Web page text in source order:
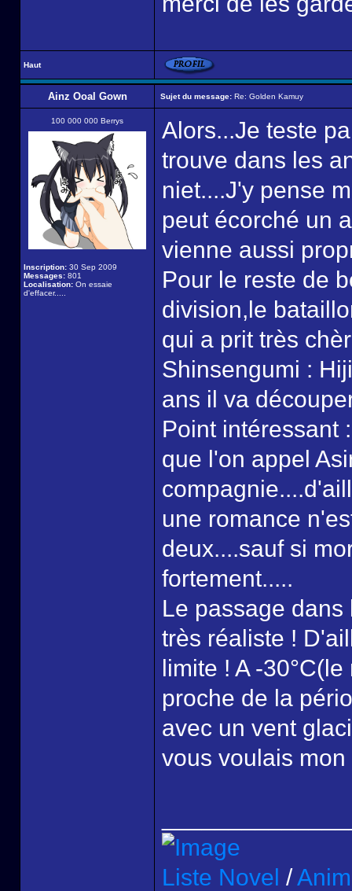
Haut
Ainz Ooal Gown Sujet du message: Re: Golden Kamuy
100 000 000 Berrys
Inscription: 30 Sep 2009
Messages: 801
Localisation: On essaie
d'effacer.....
Alors...Je teste
trouve dans les
niet....J'y pense
peut écorché un
vienne aussi
Pour le reste de
division,le
qui a prit très
Shinsengumi :
ans il va
Point intéressant
que l'on appel
une romance
deux....sauf si
fortement.....
Le passage
très réaliste !
limite ! A -
proche de la
avec un vent
vous voulais mon
Liste Novel /